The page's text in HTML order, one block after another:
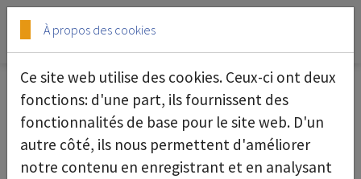
Skip to main content
Skip to page footer
Loi sur la protection des signaleurs
d‘alertes
À propos des cookies
Ce site web utilise des cookies. Ceux-ci ont deux
fonctions: d'une part, ils fournissent des
fonctionnalités de base pour le site web. D'un
autre côté, ils nous permettent d'améliorer
notre contenu en enregistrant et en analysant